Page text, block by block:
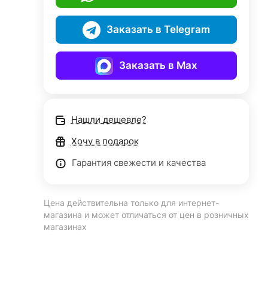
Заказать в Telegram
Заказать в Max
Нашли дешевле?
Хочу в подарок
Гарантия свежести и качества
Цена действительна только для интернет-
магазина и может отличаться от цен в розничных
магазинах